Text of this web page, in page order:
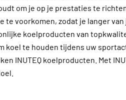
om je op je prestaties te
te voorkomen, zodat je langer
koelproducten van
koel te houden tijdens uw
INUTEQ koelproducten. Met